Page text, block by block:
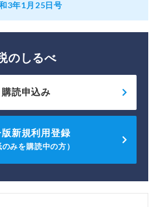
3年1月25日号
のしるべ
購読申込み
版新規利用登録
のみを購読中の方）